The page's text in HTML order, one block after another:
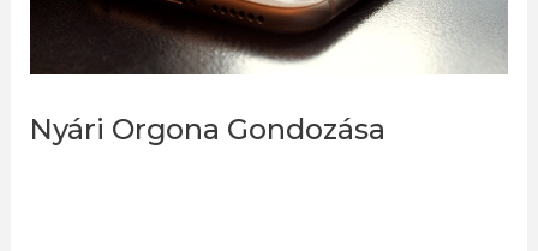
Nyári Orgona Gondozása